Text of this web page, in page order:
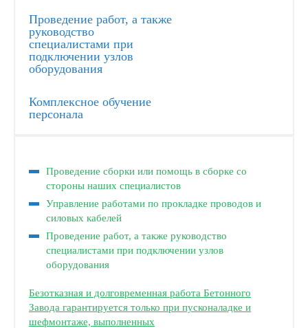
Проведение работ, а также
руководство
специалистами при
подключении узлов
оборудования
Комплексное обучение
персонала
Проведение сборки или помощь в сборке со
стороны наших специалистов
Управление работами по прокладке проводов и
силовых кабелей
Проведение работ, а также руководство
специалистами при подключении узлов
оборудования
Безотказная и долговременная работа Бетонного
Завода гарантируется только при пусконаладке и
шефмонтаже, выполненных